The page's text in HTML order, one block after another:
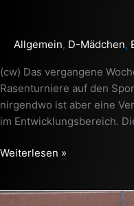
Allgemein, D-Mädchen,
(cw) Das vergangene
Rasenturniere auf den
nirgendwo ist aber eine
im Entwicklungsbereich.
Start
die
Serie
++
Weiterlesen »
++